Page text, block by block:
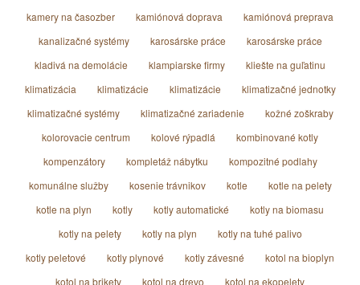
kamery na časozber
kamiónová doprava
kamiónová preprava
kanalizačné systémy
karosárske práce
karosárske práce
kladivá na demolácie
klampiarske firmy
kliešte na guľatinu
klimatizácia
klimatizácie klimatizácie
klimatizačné jednotky
klimatizačné systémy
klimatizačné zariadenie
kožné zoškraby
kolorovacie centrum
kolové rýpadlá
kombinované kotly
kompenzátory
kompletáž nábytku
kompozitné podlahy
komunálne služby
kosenie trávnikov kotle
kotle na pelety
kotle na plyn
kotly kotly automatické
kotly na biomasu
kotly na pelety
kotly na plyn
kotly na tuhé palivo
kotly peletové
kotly plynové kotly závesné
kotol na bioplyn
kotol na brikety
kotol na drevo
kotol na ekopelety